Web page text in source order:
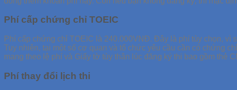
Phí cấp chứng chỉ TOEIC
Phí cấp chứng chỉ TOEIC là 240.000VNĐ. Đây là phí tùy chọn, vì
Tuy nhiên, tại một số cơ quan và tổ chức yêu cầu cần có chứng
mang theo lệ phí và Giấy tờ tùy thân lúc đăng ký thi bao gồm thẻ
Phí thay đổi lịch thi